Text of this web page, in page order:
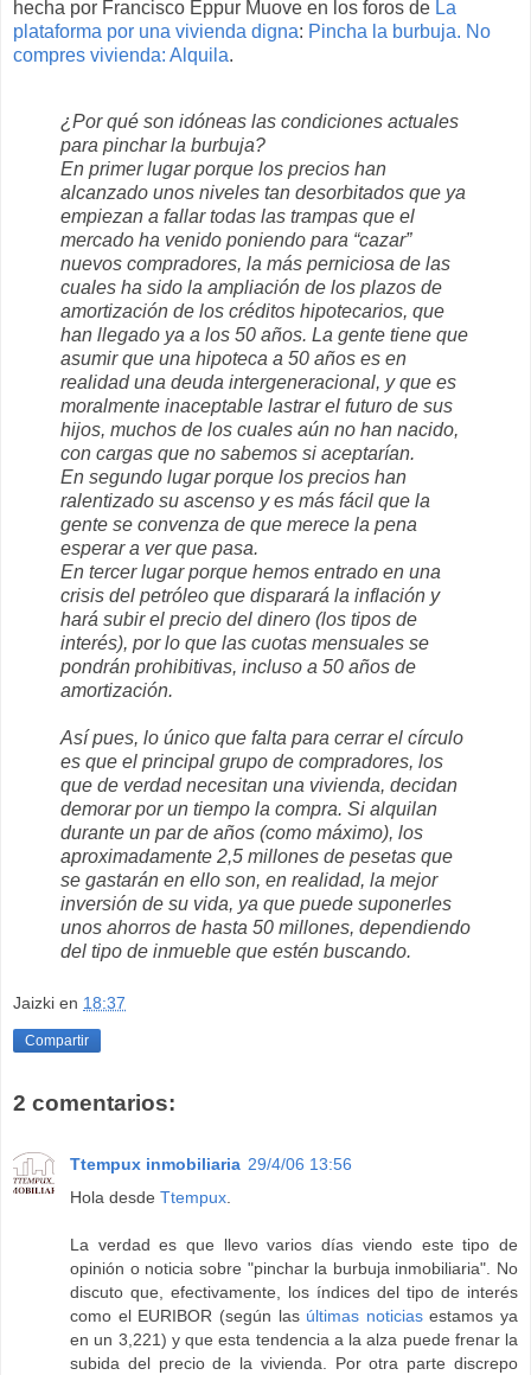
hecha por Francisco Eppur Muove en los foros de La
plataforma por una vivienda digna: Pincha la burbuja. No
compres vivienda: Alquila.
¿Por qué son idóneas las condiciones actuales
para pinchar la burbuja?
En primer lugar porque los precios han
alcanzado unos niveles tan desorbitados que ya
empiezan a fallar todas las trampas que el
mercado ha venido poniendo para “cazar”
nuevos compradores, la más perniciosa de las
cuales ha sido la ampliación de los plazos de
amortización de los créditos hipotecarios, que
han llegado ya a los 50 años. La gente tiene que
asumir que una hipoteca a 50 años es en
realidad una deuda intergeneracional, y que es
moralmente inaceptable lastrar el futuro de sus
hijos, muchos de los cuales aún no han nacido,
con cargas que no sabemos si aceptarían.
En segundo lugar porque los precios han
ralentizado su ascenso y es más fácil que la
gente se convenza de que merece la pena
esperar a ver que pasa.
En tercer lugar porque hemos entrado en una
crisis del petróleo que disparará la inflación y
hará subir el precio del dinero (los tipos de
interés), por lo que las cuotas mensuales se
pondrán prohibitivas, incluso a 50 años de
amortización.
Así pues, lo único que falta para cerrar el círculo
es que el principal grupo de compradores, los
que de verdad necesitan una vivienda, decidan
demorar por un tiempo la compra. Si alquilan
durante un par de años (como máximo), los
aproximadamente 2,5 millones de pesetas que
se gastarán en ello son, en realidad, la mejor
inversión de su vida, ya que puede suponerles
unos ahorros de hasta 50 millones, dependiendo
del tipo de inmueble que estén buscando.
Jaizki en 18:37
Compartir
2 comentarios:
Ttempux inmobiliaria 29/4/06 13:56
Hola desde Ttempux
La verdad es que llevo varios días viendo este tipo de
opinión o noticia sobre "pinchar la burbuja inmobiliaria". No
discuto que, efectivamente, los índices del tipo de interés
como el EURIBOR (según las últimas noticiasestamos ya
en un 3,221) y que esta tendencia a la alza puede frenar la
subida del precio de la vivienda. Por otra parte discrepo